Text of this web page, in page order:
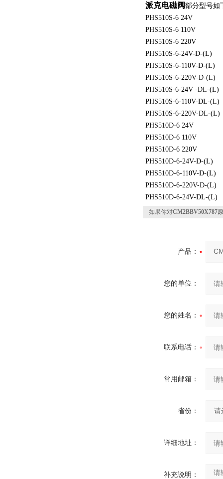
派克电磁阀部分型号如
PHS510S-6 24V
PHS510S-6 110V
PHS510S-6 220V
PHS510S-6-24V-D-(L)
PHS510S-6-110V-D-(L)
PHS510S-6-220V-D-(L)
PHS510S-6-24V -DL-(L)
PHS510S-6-110V-DL-(L)
PHS510S-6-220V-DL-(L)
PHS510D-6 24V
PHS510D-6 110V
PHS510D-6 220V
PHS510D-6-24V-D-(L)
PHS510D-6-110V-D-(L)
PHS510D-6-220V-D-(L)
PHS510D-6-24V-DL-(L)
如果你对CM2BBV50X787
产品：
您的单位：
您的姓名：
联系电话：
常用邮箱：
省份：
详细地址：
补充说明：